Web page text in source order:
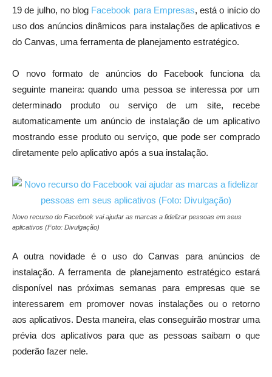
19 de julho, no blog Facebook para Empresas, está o início do
uso dos anúncios dinâmicos para instalações de aplicativos e
do Canvas, uma ferramenta de planejamento estratégico.
O novo formato de anúncios do Facebook funciona da
seguinte maneira: quando uma pessoa se interessa por um
determinado produto ou serviço de um site, recebe
automaticamente um anúncio de instalação de um aplicativo
mostrando esse produto ou serviço, que pode ser comprado
diretamente pelo aplicativo após a sua instalação.
Novo recurso do Facebook vai ajudar as marcas a fidelizar pessoas em seus
aplicativos (Foto: Divulgação)
A outra novidade é o uso do Canvas para anúncios de
instalação. A ferramenta de planejamento estratégico estará
disponível nas próximas semanas para empresas que se
interessarem em promover novas instalações ou o retorno
aos aplicativos. Desta maneira, elas conseguirão mostrar uma
prévia dos aplicativos para que as pessoas saibam o que
poderão fazer nele.